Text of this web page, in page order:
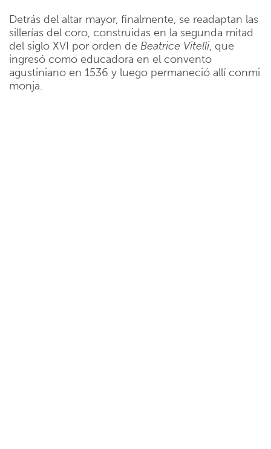
Detrás del altar mayor, finalmente, se readaptan las
sillerías del coro, construidas en la segunda mitad
del siglo XVI por orden de Beatrice Vitelli, que
ingresó como educadora en el convento
agustiniano en 1536 y luego permaneció allí conmi
monja.